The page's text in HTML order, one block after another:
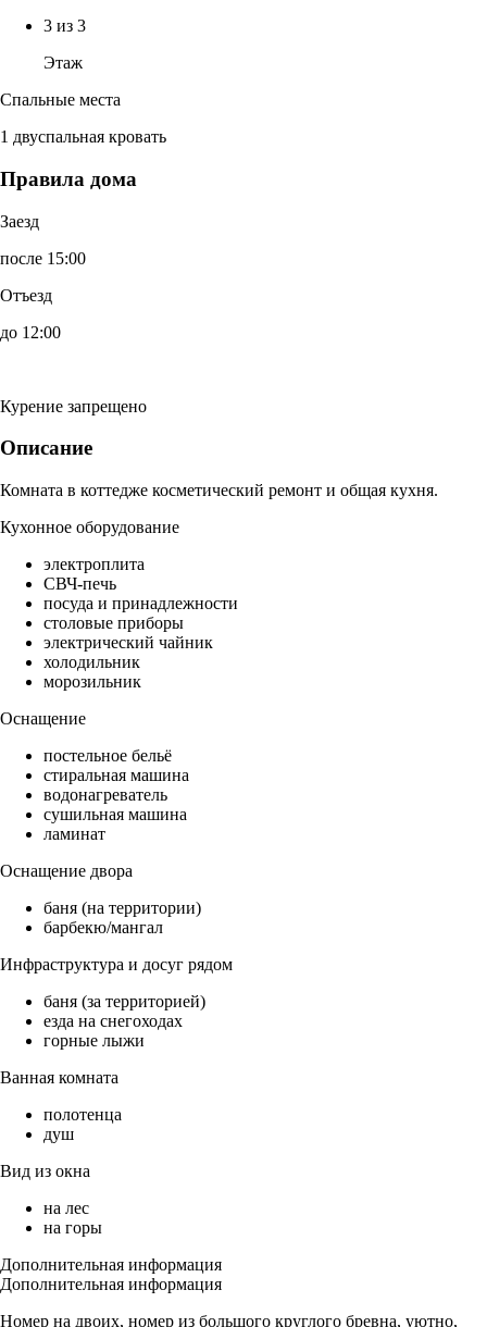
3 из 3
Этаж
Спальные места
1 двуспальная кровать
Правила дома
Заезд
после 15:00
Отъезд
до 12:00
Курение запрещено
Описание
Комната в коттедже косметический ремонт и общая кухня.
Кухонное оборудование
электроплита
СВЧ-печь
посуда и принадлежности
столовые приборы
электрический чайник
холодильник
морозильник
Оснащение
постельное бельё
стиральная машина
водонагреватель
сушильная машина
ламинат
Оснащение двора
баня (на территории)
барбекю/мангал
Инфраструктура и досуг рядом
баня (за территорией)
езда на снегоходах
горные лыжи
Ванная комната
полотенца
душ
Вид из окна
на лес
на горы
Дополнительная информация
Дополнительная информация
Номер на двоих, номер из большого круглого бревна, уютно,